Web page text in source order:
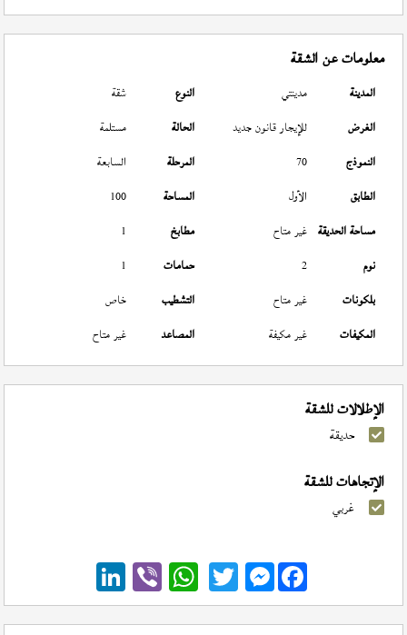
معلومات عن الشقة
المدينة مدينتي النوع
شقة
الغرض
للإيجار قانون جديد الحالة
مستلمة
النموذج
70 المرحلة
السابعة
الطابق
الأول المساحة
100
مساحة الحديقة غير متاح مطابخ
1
نوم
2 حمامات
1
بلكونات
غير متاح التشطيب
خاص
المكيفات
غير مكيفة المصاعد غير متاح
الإطلالات للشقة
حديقة
الإتجاهات للشقة
غربي
Messenger